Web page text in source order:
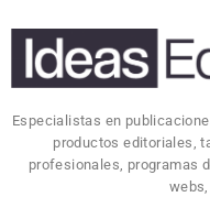
Especialistas en
productos editoriales,
profesionales, programas